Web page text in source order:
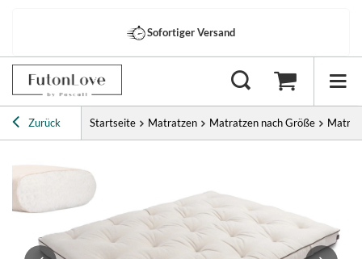
Sofortiger Versand
Zurück Startseite Matratzen Matratzen nach Größe